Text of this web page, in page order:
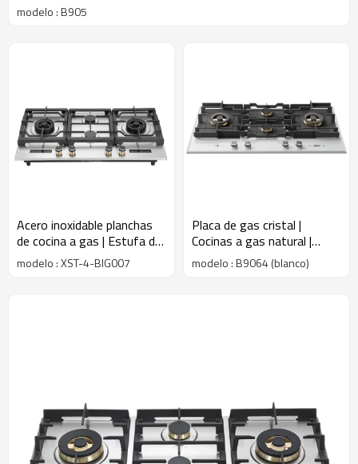
modelo : B905
Acero inoxidable planchas
de cocina a gas | Estufa de
gas de 4 quemadores |
XST-4-BIG007
modelo : XST-4-BIG007
Placa de gas cristal |
Cocinas a gas natural |
Placa de gas con
temporizador | B9064
modelo : B9064 (blanco)